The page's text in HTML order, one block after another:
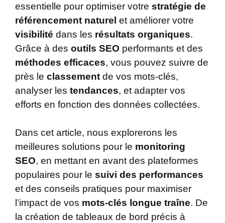
essentielle pour optimiser votre stratégie de
référencement naturel et améliorer votre
visibilité dans les résultats organiques.
Grâce à des outils SEO performants et des
méthodes efficaces, vous pouvez suivre de
près le classement de vos mots-clés,
analyser les tendances, et adapter vos
efforts en fonction des données collectées.
Dans cet article, nous explorerons les
meilleures solutions pour le monitoring
SEO, en mettant en avant des plateformes
populaires pour le suivi des performances
et des conseils pratiques pour maximiser
l’impact de vos mots-clés longue traîne. De
la création de tableaux de bord précis à